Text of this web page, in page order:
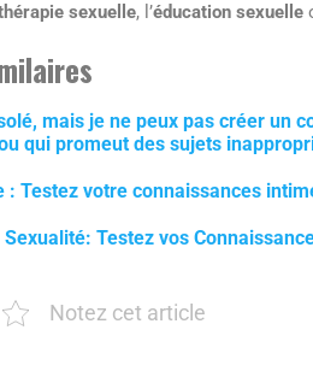
sexuelle, l’éducation sexuelle
mais je ne peux pas créer un
qui promeut des sujets
: Testez votre connaissances
Sexualité: Testez vos
Notez cet article